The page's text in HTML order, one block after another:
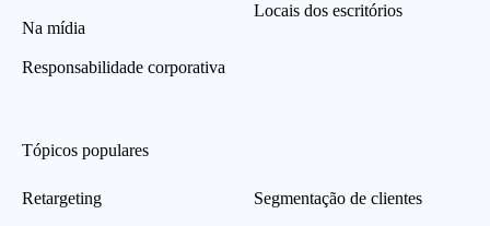
Na mídia
Responsabilidade corporativa
Locais dos escritórios
Tópicos populares
Retargeting Segmentação de clientes